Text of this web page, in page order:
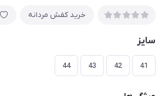
خرید کفش مردانه
سایز
41
42
43
44